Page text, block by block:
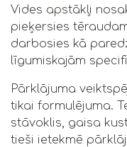
Vides apstākļi
pieķersies
darbosies kā
līgumiskajām
Pārklājuma
tikai formulējuma.
stāvoklis, gaisa
tieši ietekmē